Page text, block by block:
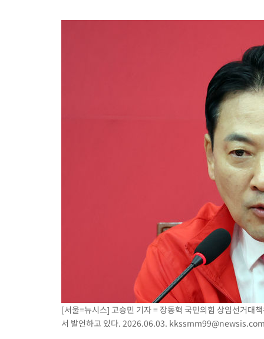
[서울=뉴시스] 고승민 기자 = 장동혁 국민의힘 상임선거대
서 발언하고 있다. 2026.06.03.